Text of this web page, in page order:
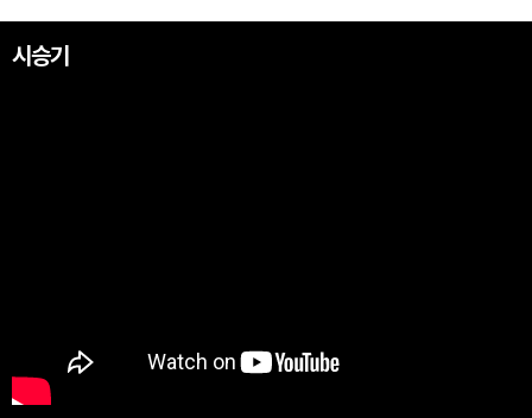
시승기